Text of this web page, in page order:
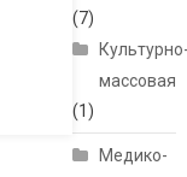
(7)
массовая
(1)
Медико-